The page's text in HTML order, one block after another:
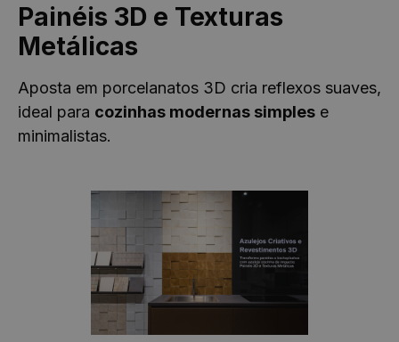
Painéis 3D e Texturas
Metálicas
Aposta em porcelanatos 3D cria reflexos suaves,
ideal para cozinhas modernas simples e
minimalistas.